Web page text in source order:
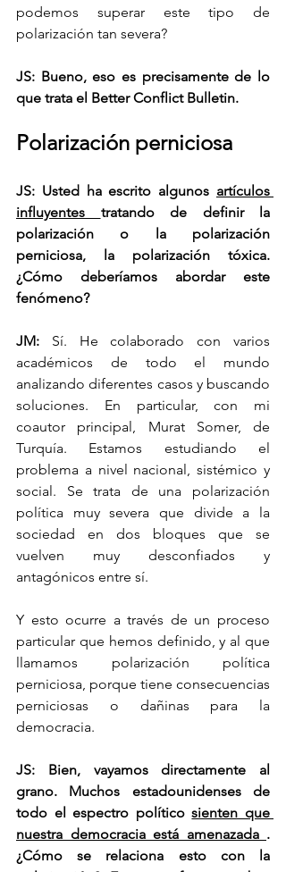
podemos superar este tipo de
polarización tan severa?
JS: Bueno, eso es precisamente de lo
que trata el Better Conflict Bulletin.
Polarización perniciosa
JS: Usted ha escrito algunos
influyentes tratando de definir la
polarización o la polarización
perniciosa, la polarización tóxica.
¿Cómo deberíamos abordar este
fenómeno?
JM: Sí. He colaborado con varios
académicos de todo el mundo
analizando diferentes casos y buscando
soluciones. En particular, con mi
coautor principal, Murat Somer, de
Turquía. Estamos estudiando el
problema a nivel nacional, sistémico y
social. Se trata de una polarización
política muy severa que divide a la
sociedad en dos bloques que se
vuelven muy desconfiados y
antagónicos entre sí.
Y esto ocurre a través de un proceso
particular que hemos definido, y al que
llamamos polarización política
perniciosa, porque tiene consecuencias
perniciosas o dañinas para la
democracia.
JS: Bien, vayamos directamente al
grano. Muchos estadounidenses de
todo el espectro político sienten que
nuestra democracia está amenazada .
¿Cómo se relaciona esto con la